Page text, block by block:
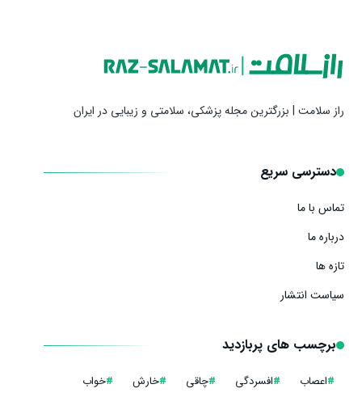
راز سلامت | بزرگترین مجله پزشکی، سلامتی و زیبایی در ایران
دسترسی سریع
تماس با ما
درباره ما
تازه ها
سیاست انتشار
برچسب های پربازدید
#اعصاب #افسردگی #چاقی #خارش #خواب